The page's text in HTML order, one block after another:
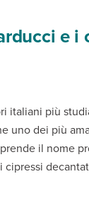
e i
italiani più
uno dei più
il nome